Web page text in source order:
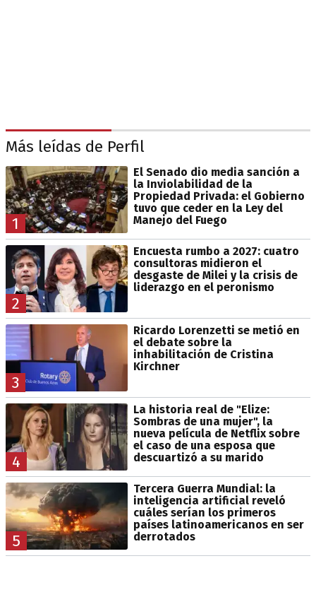
Más leídas de Perfil
1
El Senado dio media sanción a
la Inviolabilidad de la
Propiedad Privada: el Gobierno
tuvo que ceder en la Ley del
Manejo del Fuego
2
Encuesta rumbo a 2027: cuatro
consultoras midieron el
desgaste de Milei y la crisis de
liderazgo en el peronismo
3
Ricardo Lorenzetti se metió en
el debate sobre la
inhabilitación de Cristina
Kirchner
4
La historia real de "Elize:
Sombras de una mujer", la
nueva película de Netflix sobre
el caso de una esposa que
descuartizó a su marido
5
Tercera Guerra Mundial: la
inteligencia artificial reveló
cuáles serían los primeros
países latinoamericanos en ser
derrotados